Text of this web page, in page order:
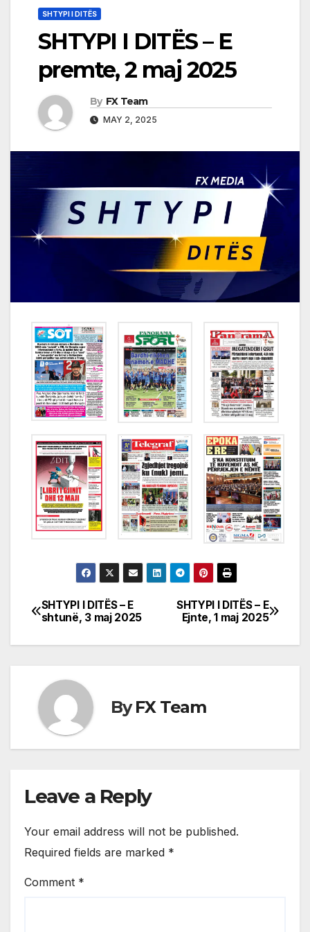
SHTYPI I DITËS
SHTYPI I DITËS – E
premte, 2 maj 2025
By FX Team
MAY 2, 2025
Post
navigation
SHTYPI I DITËS – E
Ejnte, 1 maj 2025
SHTYPI I DITËS – E
shtunë, 3 maj 2025
ByFX Team
Leave a Reply
Your email address will not be published.
Required fields are marked *
Comment *